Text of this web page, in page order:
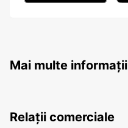
Mai multe informații
Relații comerciale